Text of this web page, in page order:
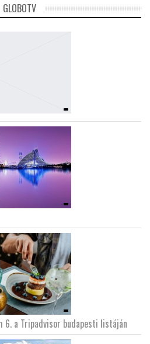
GLOBOTV
6. a Tripadvisor budapesti listáján